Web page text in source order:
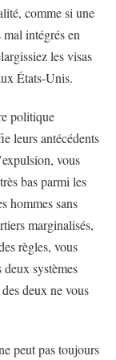
comme si une
intégrés en
les visas
États-Unis.
politique
leurs antécédents
vous
bas parmi les
hommes sans
marginalisés,
règles, vous
systèmes
deux ne vous
peut pas toujours